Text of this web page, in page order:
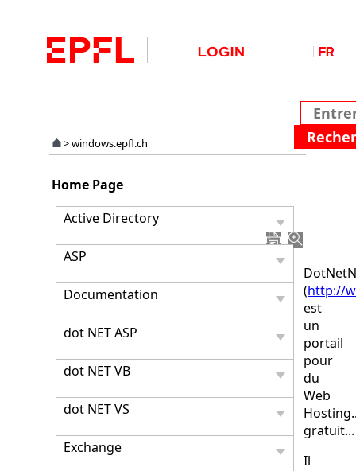
>windows.epfl.ch
Home Page
Active Directory
ASP
Documentation
dot NET ASP
dot NET VB
dot NET VS
Exchange
(http://
est
un
portail
pour
du
Web
gratuit...
Il